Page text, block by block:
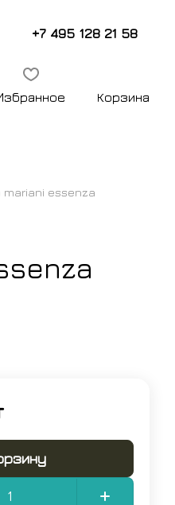
+7 495 128 21 58
Корзина
mariani essenza